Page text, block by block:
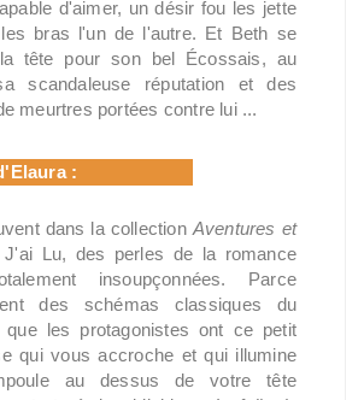
d'aimer, un désir fou les jette
bras l'un de l'autre. Et Beth se
tête pour son bel Écossais, au
scandaleuse réputation et des
meurtres portées contre lui ...
:
dans la collection Aventures et
J'ai Lu, des perles de la romance
insoupçonnées. Parce
des schémas classiques du
que les protagonistes ont ce petit
qui vous accroche et qui illumine
au dessus de votre tête